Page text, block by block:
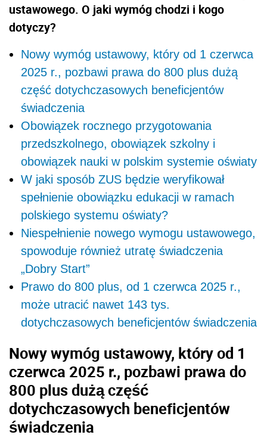
ustawowego. O jaki wymóg chodzi i kogo
dotyczy?
Nowy wymóg ustawowy, który od 1 czerwca
2025 r., pozbawi prawa do 800 plus dużą
część dotychczasowych beneficjentów
świadczenia
Obowiązek rocznego przygotowania
przedszkolnego, obowiązek szkolny i
obowiązek nauki w polskim systemie oświaty
W jaki sposób ZUS będzie weryfikował
spełnienie obowiązku edukacji w ramach
polskiego systemu oświaty?
Niespełnienie nowego wymogu ustawowego,
spowoduje również utratę świadczenia
„Dobry Start”
Prawo do 800 plus, od 1 czerwca 2025 r.,
może utracić nawet 143 tys.
dotychczasowych beneficjentów świadczenia
Nowy wymóg ustawowy, który od 1
czerwca 2025 r., pozbawi prawa do
800 plus dużą część
dotychczasowych beneficjentów
świadczenia